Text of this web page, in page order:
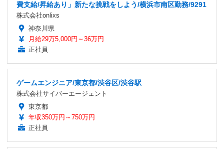
費支給/昇給あり」新たな挑戦をしよう/横浜市南区勤務/9291
株式会社onlixs
神奈川県
月給29万5,000円～36万円
正社員
ゲームエンジニア/東京都/渋谷区/渋谷駅
株式会社サイバーエージェント
東京都
年収350万円～750万円
正社員